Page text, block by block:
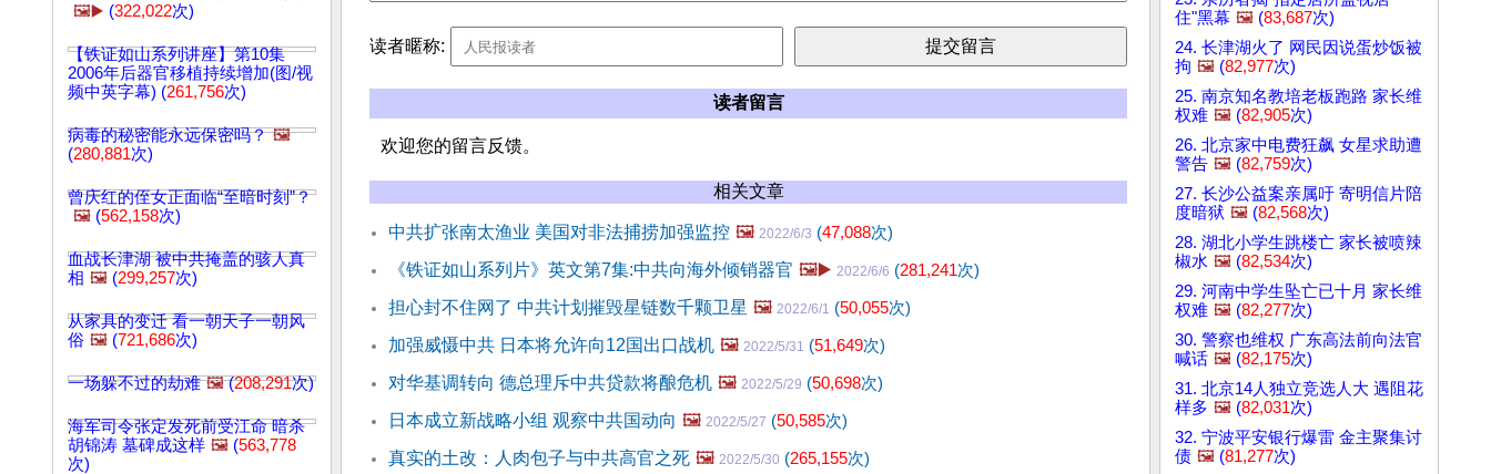
🖼️▶️ (322,022次)
【铁证如山系列讲座】第10集
2006年后器官移植持续增加(图/视
频中英字幕) (261,756次)
病毒的秘密能永远保密吗？ 🖼️
(280,881次)
曾庆红的侄女正面临“至暗时刻”？
🖼️ (562,158次)
血战长津湖 被中共掩盖的骇人真
相 🖼️ (299,257次)
从家具的变迁 看一朝天子一朝风
俗 🖼️ (721,686次)
一场躲不过的劫难 🖼️(208,291次)
海军司令张定发死前受江命 暗杀
胡锦涛 墓碑成这样 🖼️ (563,778
次)
读者暱称:
读者留言
欢迎您的留言反馈。
相关文章
中共扩张南太渔业 美国对非法捕捞加强监控 🖼️ 2022/6/3 (47,088次)
《铁证如山系列片》英文第7集:中共向海外倾销器官 🖼️▶️ 2022/6/6 (281,241次)
担心封不住网了 中共计划摧毁星链数千颗卫星 🖼️ 2022/6/1 (50,055次)
加强威慑中共 日本将允许向12国出口战机 🖼️ 2022/5/31 (51,649次)
对华基调转向 德总理斥中共贷款将酿危机 🖼️ 2022/5/29 (50,698次)
日本成立新战略小组 观察中共国动向 🖼️ 2022/5/27 (50,585次)
真实的土改：人肉包子与中共高官之死 🖼️ 2022/5/30 (265,155次)
住"黑幕 🖼️ (83,687次)
24. 长津湖火了 网民因说蛋炒饭被
拘 🖼️ (82,977次)
25. 南京知名教培老板跑路 家长维
权难 🖼️ (82,905次)
26. 北京家中电费狂飙 女星求助遭
警告 🖼️ (82,759次)
27. 长沙公益案亲属吁 寄明信片陪
度暗狱 🖼️ (82,568次)
28. 湖北小学生跳楼亡 家长被喷辣
椒水 🖼️ (82,534次)
29. 河南中学生坠亡已十月 家长维
权难 🖼️ (82,277次)
30. 警察也维权 广东高法前向法官
喊话 🖼️ (82,175次)
31. 北京14人独立竞选人大 遇阻花
样多 🖼️ (82,031次)
32. 宁波平安银行爆雷 金主聚集讨
债 🖼️ (81,277次)